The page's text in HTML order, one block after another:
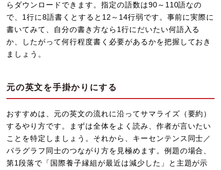
らダウンロードできます。指定の語数は90～110語なの
で、1行に8語書くとすると12～14行弱です。事前に実際に
書いてみて、自分の書き方なら1行にだいたい何語入る
か、したがって何行程度書く必要があるかを把握しておき
ましょう。
元の英文を手掛かりにする
おすすめは、元の英文の流れに沿ってサマライズ（要約）
するやり方です。まずは全体をよく読み、作者が言いたい
ことを特定しましょう。それから、キーセンテンス同士／
パラグラフ同士のつながり方を見極めます。例題の場合、
第1段落で「国際養子縁組が最近は減少した」と主題が示